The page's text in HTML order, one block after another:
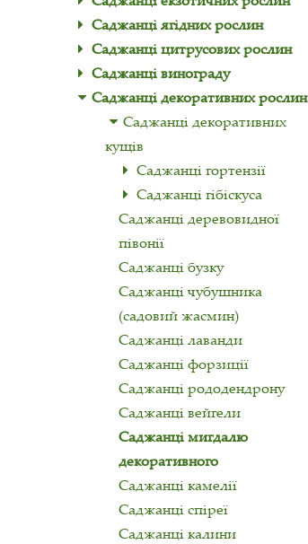
Саджанці ягідних рослин
Саджанці цитрусових рослин
Саджанці винограду
Саджанці декоративних рослин
Саджанці декоративних
кущів
Саджанці гортензії
Саджанці гібіскуса
Саджанці деревовидної
півонії
Саджанці бузку
Саджанці чубушника
(садовий жасмин)
Саджанці лаванди
Саджанці форзиції
Саджанці рододендрону
Саджанці вейгели
Саджанці мигдалю
декоративного
Саджанці камелії
Саджанці спіреї
Саджанці калини